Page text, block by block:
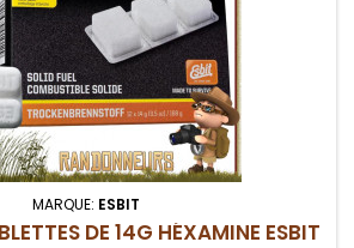
MARQUE: ESBIT
DE 14G HÉXAMINE ESBIT